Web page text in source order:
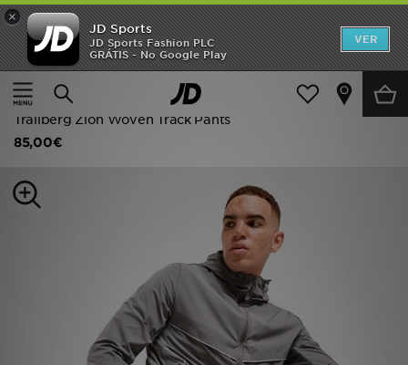
×
JD Sports
JD Sports Fashion PLC
GRÁTIS - No Google Play
VER
Página principal
Homem
Roupa de Homem
Trailberg Zion Woven Track Pants
85,00€
INÍCIO
Promoções
NOVIDADES
MULHER